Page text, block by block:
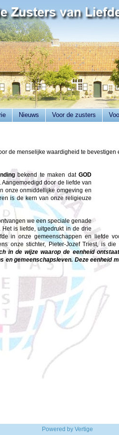
Nieuws Voor de zusters
de menselijke waardigheid te bevestigen
bekend te maken dat GOD
door de liefde van
onze onmiddellijke omgeving en
is de kern van onze religieuze
we een speciale genade
is liefde, uitgedrukt in de drie
in onze gemeenschappen en liefde
onze stichter, Pieter-Jozef Triest, is
in de wijze waarop de eenheid
en gemeenschapsleven. Deze eenheid
Powered by Vertige